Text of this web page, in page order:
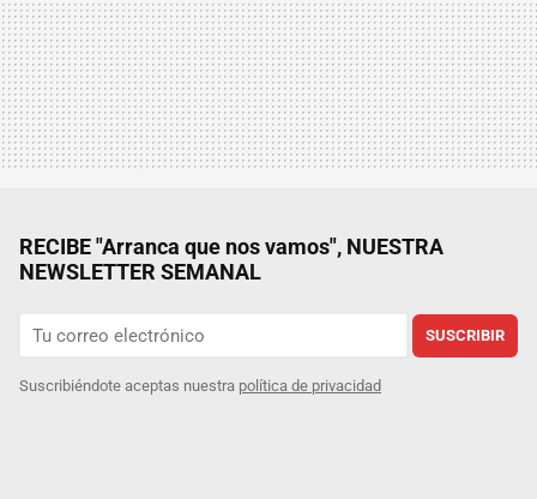
RECIBE "Arranca que nos vamos", NUESTRA
NEWSLETTER SEMANAL
SUSCRIBIR
Suscribiéndote aceptas nuestra política de privacidad